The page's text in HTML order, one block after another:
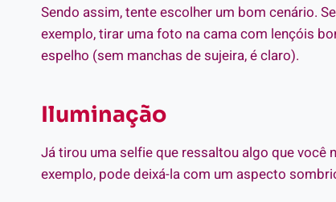
Sendo assim, tente escolher um bom cenário.
exemplo, tirar uma foto na cama com lençóis
espelho (sem manchas de sujeira, é claro).
Iluminação
Já tirou uma selfie que ressaltou algo que você
exemplo, pode deixá-la com um aspecto